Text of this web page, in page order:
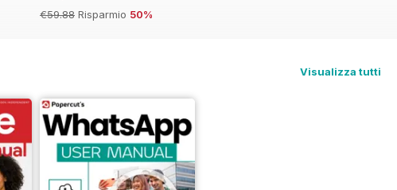
€59.88 Risparmio 50%
Visualizza tutti